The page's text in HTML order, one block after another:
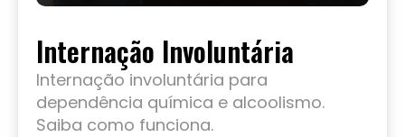
Internação Involuntária
Internação involuntária para
dependência química e alcoolismo.
Saiba como funciona.